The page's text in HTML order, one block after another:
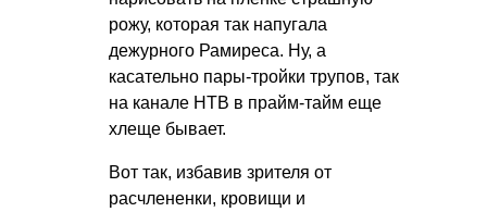
рожу, которая так напугала
дежурного Рамиреса. Ну, а
касательно пары-тройки трупов, так
на канале НТВ в прайм-тайм еще
хлеще бывает.
Вот так, избавив зрителя от
расчлененки, кровищи и